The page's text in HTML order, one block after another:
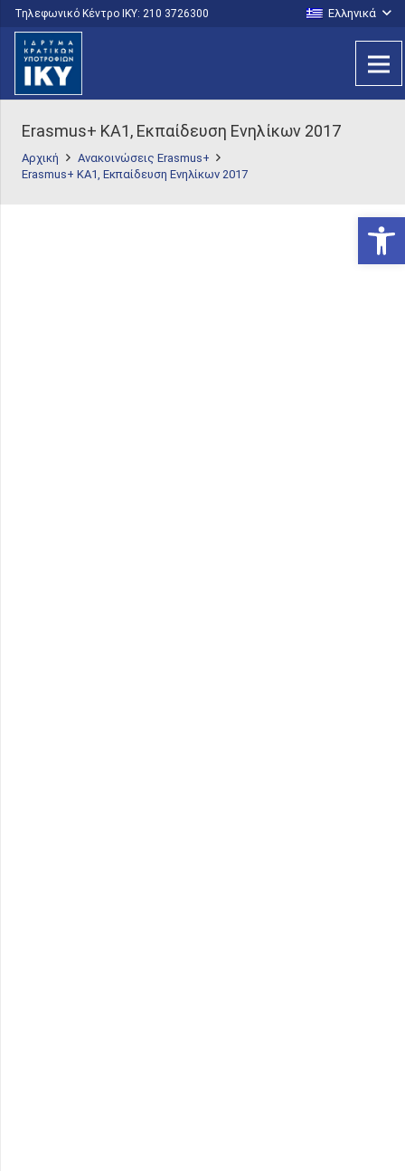
Τηλεφωνικό Κέντρο IKY: 210 3726300 Ελληνικά
Erasmus+ KA1, Εκπαίδευση Ενηλίκων 2017
Αρχική
Ανακοινώσεις Erasmus+
Erasmus+ KA1, Εκπαίδευση Ενηλίκων 2017